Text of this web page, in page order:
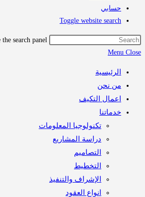
Toggle website
to close the search panel.
نحن
التكيف
تكنولوجيا المعلومات
دراسة المشاريع
التصاميم
التخطيط
الإشراف والتنفيذ
انواع العقود